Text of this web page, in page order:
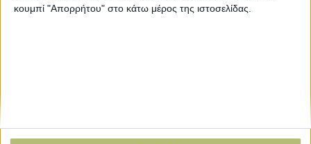
κουμπί "Απορρήτου" στο κάτω μέρος της ιστοσελίδας.
Εμπορεύματα
Εταιρική ταυτότητα